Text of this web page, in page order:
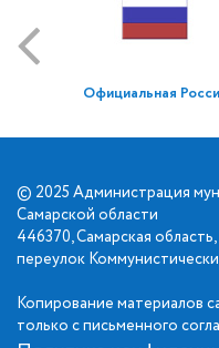
Официальная
© 2025 Администрация
Самарской области
446370, Самарская
переулок
Копирование материалов
только с письменного